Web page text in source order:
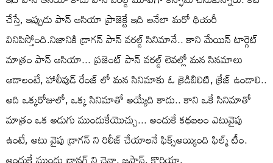
చేస్తే, ఇప్పుడు పాన్ ఆసియా ప్రాజెక్టే ఇది అనేలా మరో థియరీ
వినిపిస్తోంది.నిజానికి డ్రాగన్ పాన్ వరల్డ్ సినిమానే.. కాని మేయిన్ టార్గెట్
మాత్రం పాన్ ఆసియా... ప్రజెంట్ పాన్ వరల్డ్ లెవల్లో మన సినమాలు
ఆడాలంటే, హాలీవుడ్ రేంజ్ లో మన సినిమాకు ఓ క్రెడిబిలిటి, క్రేజ్ ఉండాలి..
అది ఒక్కరోజులో, ఒక్క సినిమాతో అయ్యేది కాదు.. కాని ఒకే సినిమాతో
మాత్రం ఒక అడుగు ముందుకేయొచ్చు... అందుకే కథబలం ఎటువైపు
ఉంటే, అటు వైపు డ్రాగన్ ని రిలీజ్ చేయాలనే ఫిక్స్అయ్యింది ఫిల్మ్ టీం.